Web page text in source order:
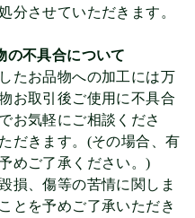
分させていただきます。
の不具合について
たお品物への加工には万
お取引後ご使用に不具合
お気軽にご相談くださ
だきます。(その場合、有
めご了承ください。)
損、傷等の苦情に関しま
とを予めご了承いただき